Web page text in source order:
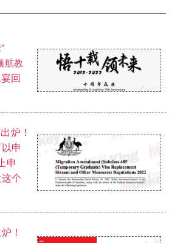
继
有
界大
立
一切关于留学、移民的
。